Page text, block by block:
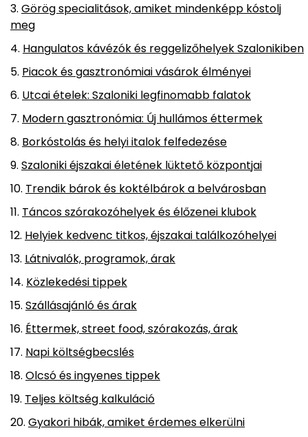
Görög specialitások, amiket mindenképp kóstolj
meg
Hangulatos kávézók és reggelizőhelyek Szalonikiben
Piacok és gasztronómiai vásárok élményei
Utcai ételek: Szaloniki legfinomabb falatok
Modern gasztronómia: Új hullámos éttermek
Borkóstolás és helyi italok felfedezése
Szaloniki éjszakai életének lüktető központjai
Trendik bárok és koktélbárok a belvárosban
Táncos szórakozóhelyek és élőzenei klubok
Helyiek kedvenc titkos, éjszakai találkozóhelyei
Látnivalók, programok, árak
Közlekedési tippek
Szállásajánló és árak
Éttermek, street food, szórakozás, árak
Napi költségbecslés
Olcsó és ingyenes tippek
Teljes költség kalkuláció
Gyakori hibák, amiket érdemes elkerülni